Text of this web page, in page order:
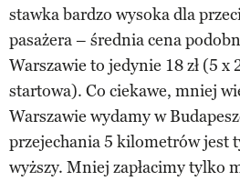
stawka bardzo wysoka dla
pasażera – średnia cena
Warszawie to jedynie 18 zł (5 x
startowa). Co ciekawe, mniej
Warszawie wydamy w
przejechania 5 kilometrów jest
wyższy. Mniej zapłacimy tylko